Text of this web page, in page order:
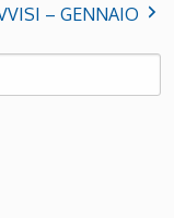
– GENNAIO